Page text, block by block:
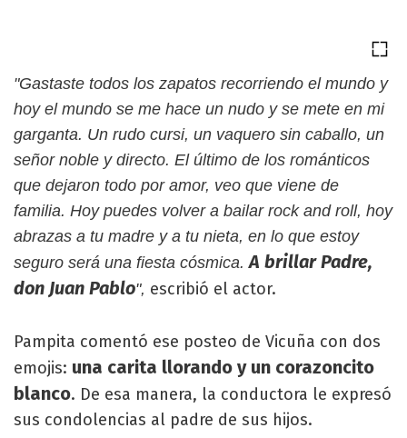
"Gastaste todos los zapatos recorriendo el mundo y
hoy el mundo se me hace un nudo y se mete en mi
garganta. Un rudo cursi, un vaquero sin caballo, un
señor noble y directo. El último de los románticos
que dejaron todo por amor, veo que viene de
familia. Hoy puedes volver a bailar rock and roll, hoy
abrazas a tu madre y a tu nieta, en lo que estoy
seguro será una fiesta cósmica.A brillar Padre,
don Juan Pablo", escribió el actor.
Pampita comentó ese posteo de Vicuña con dos
emojis: una carita llorando y un corazoncito
blanco. De esa manera, la conductora le expresó
sus condolencias al padre de sus hijos.